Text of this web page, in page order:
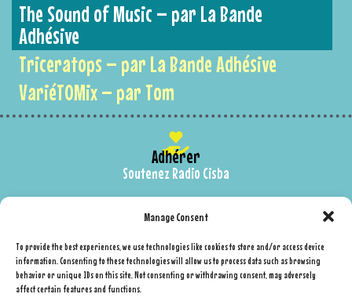
Manage Consent
To provide the best experiences, we use technologies like cookies to store and/or access device
information. Consenting to these technologies will allow us to process data such as browsing
behavior or unique IDs on this site. Not consenting or withdrawing consent, may adversely
affect certain features and functions.
The Sound of Music – par La Bande
Adhésive
Triceratops – par La Bande Adhésive
VariéTOMix – par Tom
Adhérer
Soutenez Radio Cisba
Contactez-nous
Page facebook